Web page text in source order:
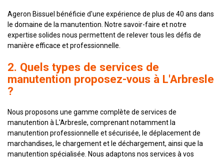
Ageron Bissuel bénéficie d'une expérience de plus de 40 ans dans
le domaine de la manutention. Notre savoir-faire et notre
expertise solides nous permettent de relever tous les défis de
manière efficace et professionnelle.
2. Quels types de services de
manutention proposez-vous à L'Arbresle
?
Nous proposons une gamme complète de services de
manutention à L'Arbresle, comprenant notamment la
manutention professionnelle et sécurisée, le déplacement de
marchandises, le chargement et le déchargement, ainsi que la
manutention spécialisée. Nous adaptons nos services à vos